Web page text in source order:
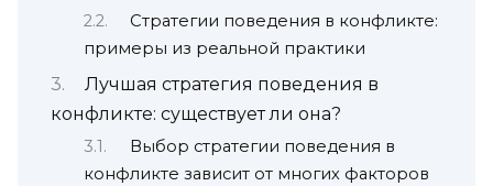
Стратегии поведения в конфликте:
примеры из реальной практики
Лучшая стратегия поведения в
конфликте: существует ли она?
Выбор стратегии поведения в
конфликте зависит от многих факторов